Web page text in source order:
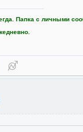
Папка с личными